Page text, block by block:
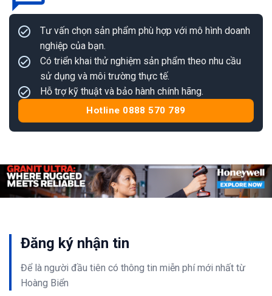
Tư vấn chọn sản phẩm phù hợp với mô hình doanh
nghiệp của bạn.
Có triển khai thử nghiệm sản phẩm theo nhu cầu
sử dụng và môi trường thực tế.
Hỗ trợ kỹ thuật và bảo hành chính hãng.
Hotline 0888 570 789
Đăng ký nhận tin
Để là người đầu tiên có thông tin miễn phímới nhất từ
Hoàng Biển